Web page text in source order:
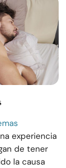
experiencia
de tener
la causa